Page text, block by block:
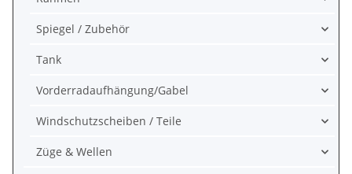
Spiegel / Zubehör
Tank
Vorderradaufhängung/Gabel
Windschutzscheiben / Teile
Züge & Wellen